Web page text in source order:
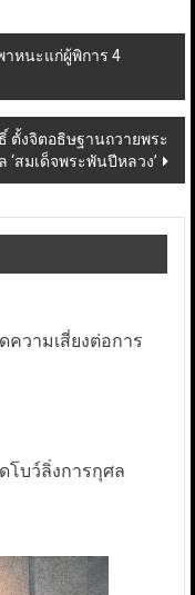
าหนะแก่ผู้พิการ 4
ตั้งจิตอธิษฐานถวายพระ
‘สมเด็จพระพันปีหลวง’
วามเสี่ยงต่อการ
บว์ลิ่งการกุศล​